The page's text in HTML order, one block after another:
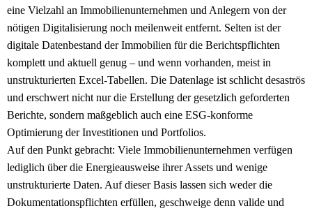
eine Vielzahl an Immobilienunternehmen und Anlegern von der
nötigen Digitalisierung noch meilenweit entfernt. Selten ist der
digitale Datenbestand der Immobilien für die Berichtspflichten
komplett und aktuell genug – und wenn vorhanden, meist in
unstrukturierten Excel-Tabellen. Die Datenlage ist schlicht desaströs
und erschwert nicht nur die Erstellung der gesetzlich geforderten
Berichte, sondern maßgeblich auch eine ESG-konforme
Optimierung der Investitionen und Portfolios.
Auf den Punkt gebracht: Viele Immobilienunternehmen verfügen
lediglich über die Energieausweise ihrer Assets und wenige
unstrukturierte Daten. Auf dieser Basis lassen sich weder die
Dokumentationspflichten erfüllen, geschweige denn valide und